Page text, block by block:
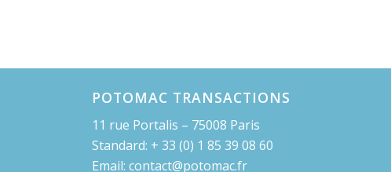
POTOMAC TRANSACTIONS
11 rue Portalis – 75008 Paris
Standard: + 33 (0) 1 85 39 08 60
Email: contact@potomac.fr